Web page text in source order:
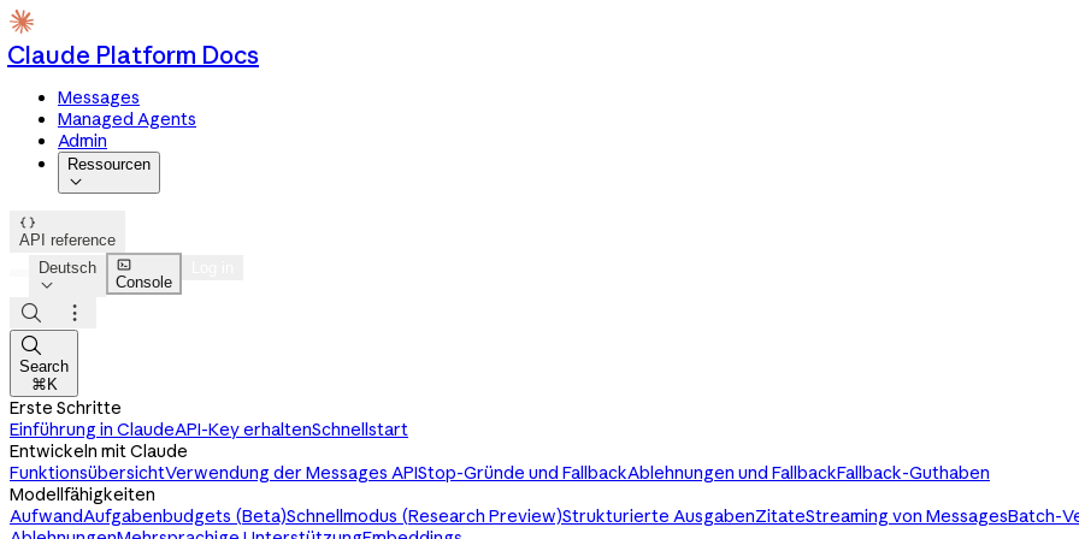
Claude Platform Docs
Messages
Managed Agents
Admin
Ressourcen


API reference
Deutsch


Console



Search
⌘K
Erste Schritte
Einführung in ClaudeAPI-Key erhaltenSchnellstart
Entwickeln mit Claude
FunktionsübersichtVerwendung der Messages APIStop-Gründe und FallbackAblehnungen und FallbackFallback-Guthaben
Modellfähigkeiten
AufwandAufgabenbudgets (Beta)Schnellmodus (Research Preview)Strukturierte AusgabenZitateStreaming von MessagesBatch-